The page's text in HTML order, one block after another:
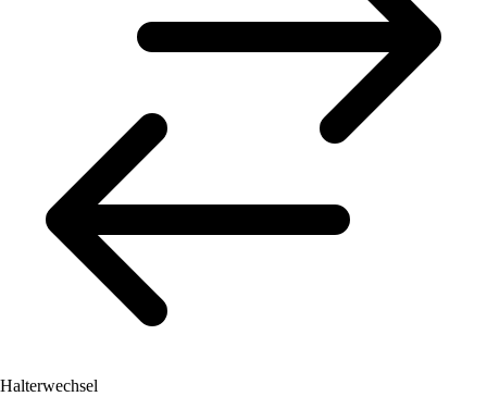
Halterwechsel